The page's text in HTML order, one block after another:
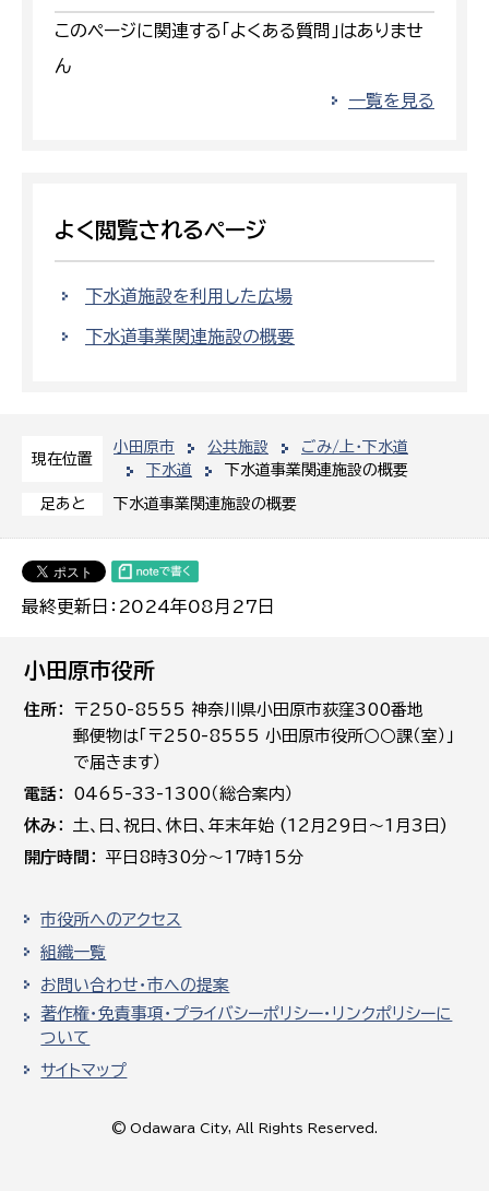
現在位置
小田原市 公共施設
ごみ/上・下水道
下水道
下水道事業関連施設の概要
足あと 下水道事業関連施設の概要
最終更新日：2024年08月27日
このページに関連する「よくある質問」はありませ
ん
一覧を見る
よく閲覧されるページ
下水道施設を利用した広場
下水道事業関連施設の概要
小田原市役所
住所
〒250-8555 神奈川県小田原市荻窪300番地
郵便物は「〒250-8555 小田原市役所○○課（室）」
で届きます）
電話
0465-33-1300（総合案内）
休み
土､日､祝日、休日、年末年始 (12月29日～1月3日)
開庁時間
平日8時30分～17時15分
市役所へのアクセス
組織一覧
お問い合わせ・市への提案
著作権・免責事項・プライバシーポリシー・リンクポリシーに
ついて
サイトマップ
© Odawara City, All Rights Reserved.